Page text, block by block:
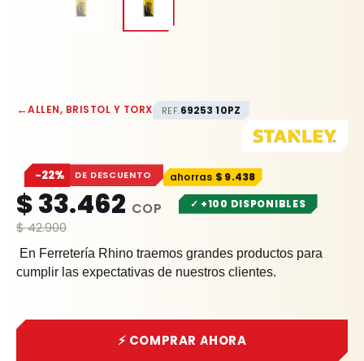
←ALLEN, BRISTOL Y TORX REF.69253 10PZ
−22% DE DESCUENTO $ 9.438
$42.900
$33.462 ✓ +100 DISPONIBLES
En Ferretería Rhino traemos grandes productos para
cumplir las expectativas de nuestros clientes.
⚡ COMPRAR AHORA